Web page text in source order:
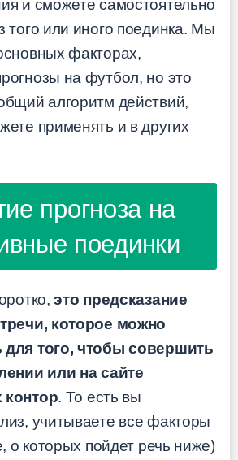
и сможете самостоятельно
того или иного поединка. Мы
факторах,
на футбол, но это
алгоритм действий,
применять и в других
прогноза на
поединки
это предсказание
которое можно
для того, чтобы совершить
или на сайте
контор. То есть вы
учитываете все факторы
о которых пойдет речь ниже)